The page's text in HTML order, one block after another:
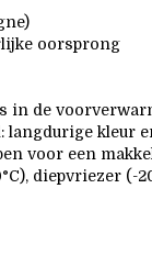
oorsprong
in de
langdurige kleur
voor een
diepvriezer (-